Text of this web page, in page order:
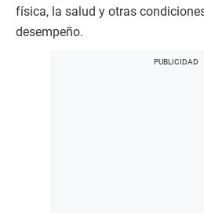
física, la salud y otras
desempeño.